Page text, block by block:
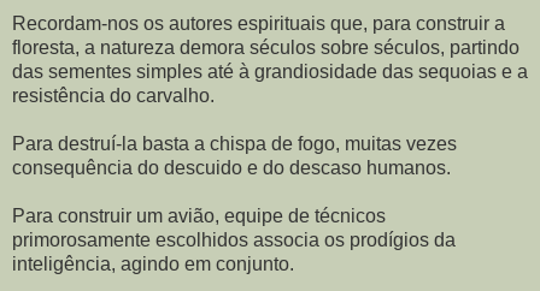
Recordam-nos os autores espirituais que, para construir a
floresta, a natureza demora séculos sobre séculos, partindo
das sementes simples até à grandiosidade das sequoias e a
resistência do carvalho.
Para destruí-la basta a chispa de fogo, muitas vezes
consequência do descuido e do descaso humanos.
Para construir um avião, equipe de técnicos
primorosamente escolhidos associa os prodígios da
inteligência, agindo em conjunto.